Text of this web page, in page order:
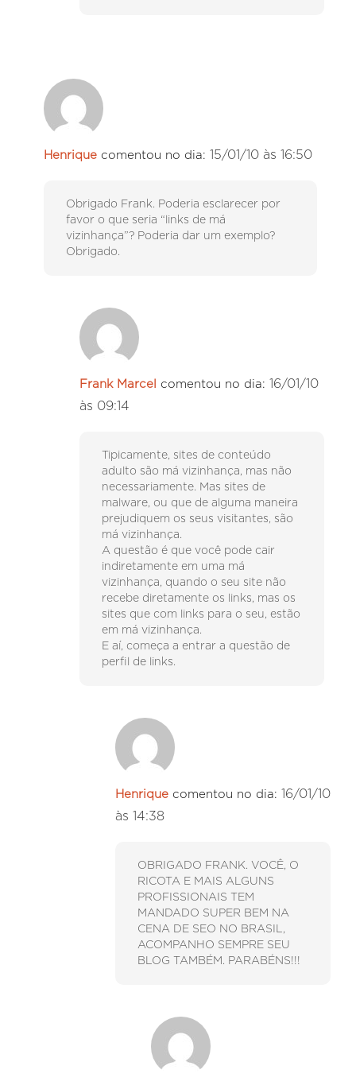
Henrique comentou no dia: 15/01/10 às 16:50
Obrigado Frank. Poderia esclarecer por
favor o que seria “links de má
vizinhança”? Poderia dar um exemplo?
Obrigado.
Frank Marcel comentou no dia: 16/01/10
às 09:14
Tipicamente, sites de conteúdo
adulto são má vizinhança, mas não
necessariamente. Mas sites de
malware, ou que de alguma maneira
prejudiquem os seus visitantes, são
má vizinhança.
A questão é que você pode cair
indiretamente em uma má
vizinhança, quando o seu site não
recebe diretamente os links, mas os
sites que com links para o seu, estão
em má vizinhança.
E aí, começa a entrar a questão de
perfil de links.
Henrique comentou no dia: 16/01/10
às 14:38
OBRIGADO FRANK. VOCÊ, O
RICOTA E MAIS ALGUNS
PROFISSIONAIS TEM
MANDADO SUPER BEM NA
CENA DE SEO NO BRASIL,
ACOMPANHO SEMPRE SEU
BLOG TAMBÉM. PARABÉNS!!!